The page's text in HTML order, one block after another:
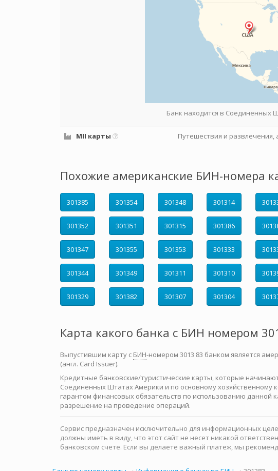
Банк находится в Соединенных
MII карты Путешествия и
Похожие американские БИН-номера
301385 301354 301348 301314
301352 301351 301315 301386
301347 301355 301353 301333
301344 301349 301311 301310
301329 301382 301307 301304
Карта какого банка с БИН номером
Выпустившим карту с БИН-номером 3013 83 банком является
(англ. Card Issuer).
Кредитные банковские/туристические карты, которые
Соединенных Штатах Америки и по основному хозяйственному
гарантом финансовых обязательств по использованию данной
разрешение на проведение операций.
Сервис предназначен исключительно для информационных
должны иметь в виду, что этот сайт не несет никакой
банковском счете. Если вы делаете важный платеж, мы